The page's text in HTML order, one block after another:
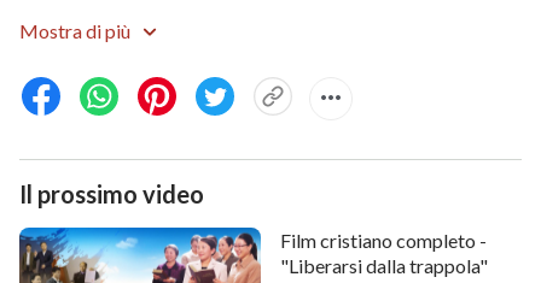
giustizia e che, purché rinunci a tutto e lavori
ritornerà, lei entrerà certamente nel
Ma i suoi collaboratori sollevano dei dubbi: "Siamo
stati perdonati grazie alla nostra fede nel Signore e
possiamo fare sacrifici e adoperarci per Lui, ma
pecchiamo e opponiamo resistenza al Signore
frequentemente. Possiamo accedere davvero al
Mostra di più
Il prossimo video
Film cristiano completo -
"Liberarsi dalla trappola"